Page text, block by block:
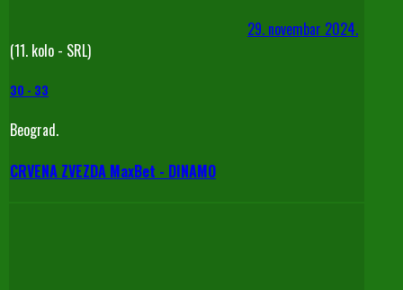
29. novembar 2024.
(11. kolo - SRL)
30 - 33
Beograd.
CRVENA ZVEZDA MaxBet - DINAMO